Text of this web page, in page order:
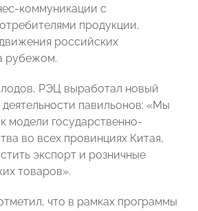
коммуникации с
продукции,
российских
рубежом.
РЭЦ выработал новый
павильонов: «Мы
модели государственно-
во всех провинциях Китая,
экспорт и розничные
товаров».
что в рамках программы